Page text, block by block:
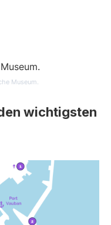
Museum.
wichtigsten